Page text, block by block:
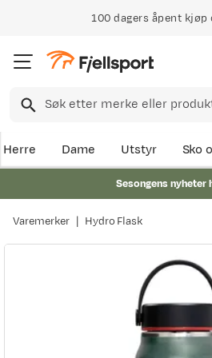
100 dagers åpent
Herre Dame Utstyr Sko
Sesongens nyheter
Varemerker Hydro Flask